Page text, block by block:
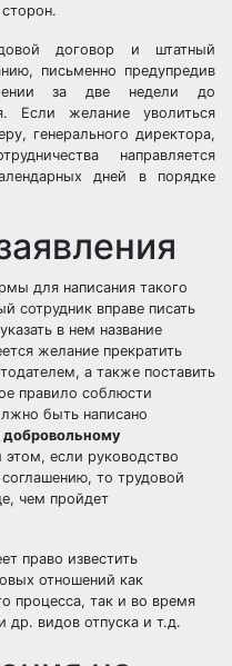
договор и штатный
письменно предупредив
за две недели до
Если желание уволиться
генерального директора,
направляется
дней в порядке
для написания такого
сотрудник вправе писать
в нем название
желание прекратить
а также поставить
правило соблюсти
быть написано
добровольному
этом, если руководство
то трудовой
чем пройдет
право известить
отношений как
процесса, так и во время
др. видов отпуска и т.д.